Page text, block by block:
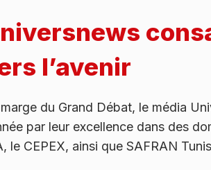
l’avenir
marge du Grand Débat, le média
par leur excellence dans des
le CEPEX, ainsi que SAFRAN